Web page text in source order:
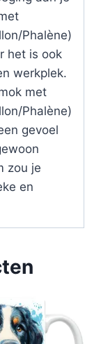
Phalène)
het is ook
werkplek.
met
Phalène)
gevoel
zou je
en